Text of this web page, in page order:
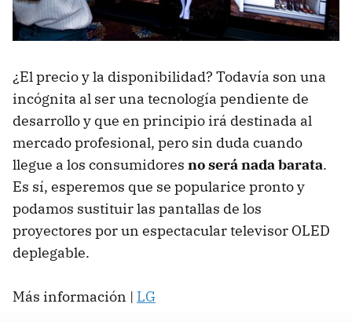
¿El precio y la disponibilidad? Todavía son una
incógnita al ser una tecnología pendiente de
desarrollo y que en principio irá destinada al
mercado profesional, pero sin duda cuando
llegue a los consumidores no será nada barata.
Es sí, esperemos que se popularice pronto y
podamos sustituir las pantallas de los
proyectores por un espectacular televisor OLED
deplegable.
Más información | LG